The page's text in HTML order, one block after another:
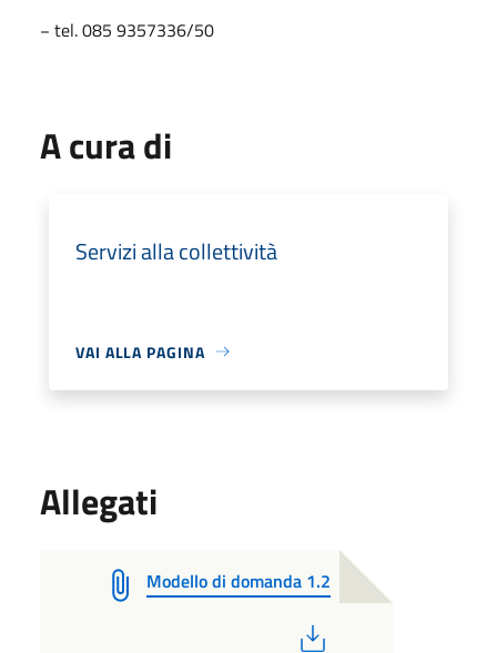
− tel. 085 9357336/50
A cura di
Servizi alla collettività
VAI ALLA PAGINA
Allegati
Modello di domanda 1.2